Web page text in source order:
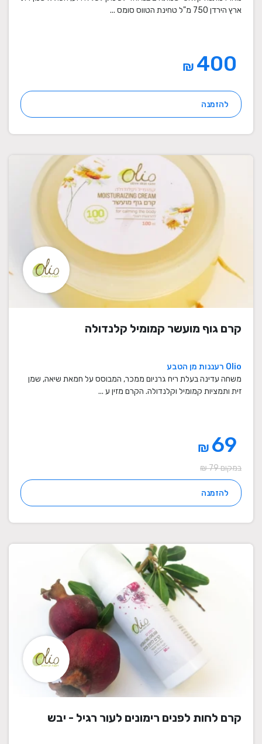
ארץ הירדן 750 מ"ל טחינת הטווס סומס ...
₪
להזמנה
קרם גוף מועשר קמומיל קלנדולה
Olio רעננות מן הטבע
משחה עדינה בעלת ריח גרניום ממכר, המבוסס על חמאת שיאה, שמן
זית ותמציות קמומיל וקלנדולה. הקרם מזין ע ...
₪
במקום 79 ₪
להזמנה
קרם לחות לפנים רימונים לעור רגיל - יבש